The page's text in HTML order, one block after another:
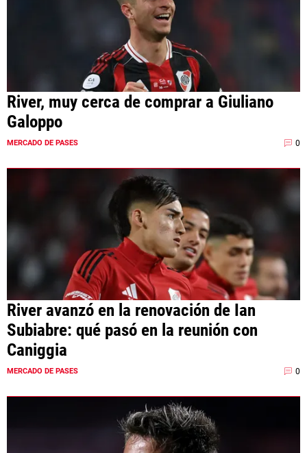
River, muy cerca de comprar a Giuliano
Galoppo
MERCADO DE PASES 0
River avanzó en la renovación de Ian
Subiabre: qué pasó en la reunión con
Caniggia
MERCADO DE PASES 0